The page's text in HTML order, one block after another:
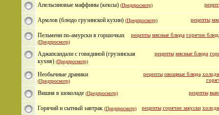
Апельсиновые маффины (кексы) (Предпросмотр)
рецепты
Армлов (блюдо грузинской кухни) (Предпросмотр)
рецепты мясные блюда горячие
Пельмени по-амурски в горшочках
(Предпросмотр)
рецепты мясные блюда
Аджапсандали с говядиной (грузинская
кухня) (Предпросмотр)
рецепты овощные блюда
Необычные драники
(Предпросмотр)
рецепты
Вишня в шоколаде (Предпросмотр)
рецепты горячие закуски
Горячий и сытный завтрак (Предпросмотр)